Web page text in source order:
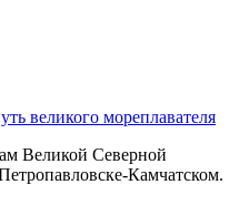
великого мореплавателя
Великой Северной
Камчатском.